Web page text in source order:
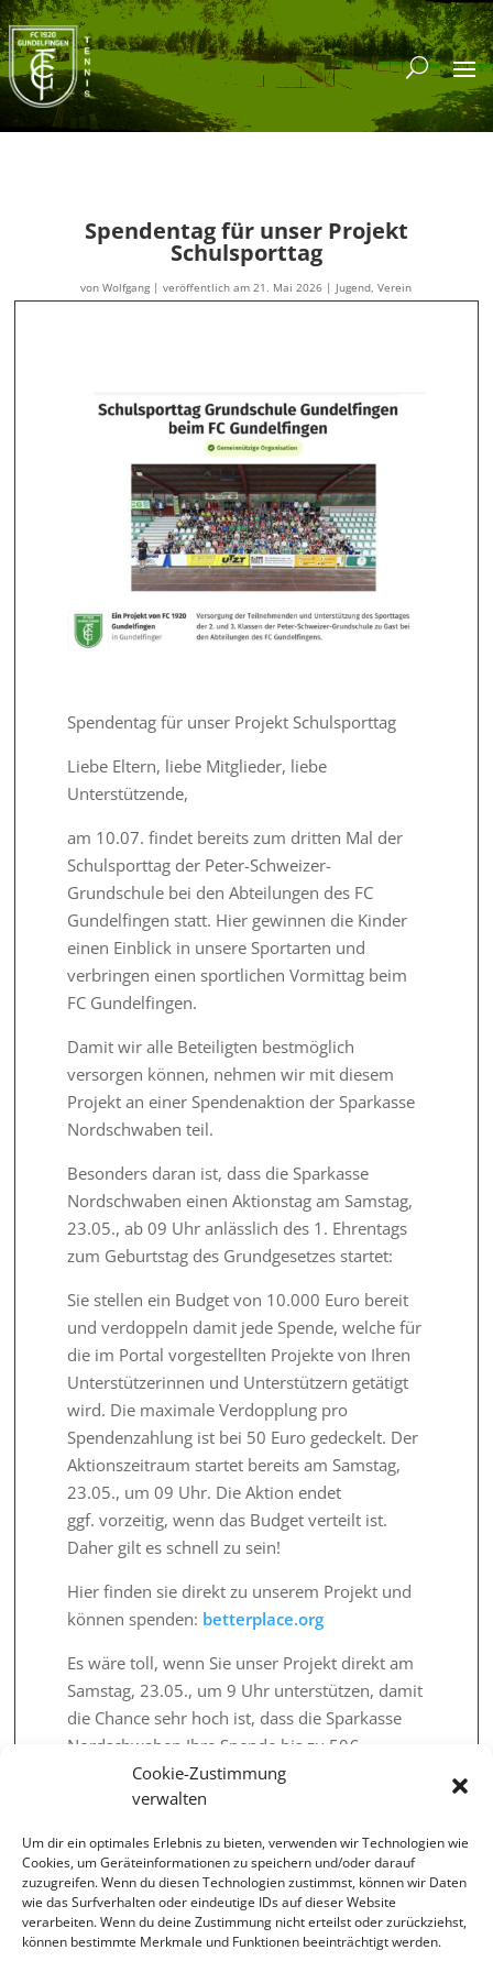
Cookie-Zustimmung
verwalten
Um dir ein optimales Erlebnis zu bieten, verwenden wir Technologien wie
Cookies, um Geräteinformationen zu speichern und/oder darauf
zuzugreifen. Wenn du diesen Technologien zustimmst, können wir Daten
wie das Surfverhalten oder eindeutige IDs auf dieser Website
verarbeiten. Wenn du deine Zustimmung nicht erteilst oder zurückziehst,
können bestimmte Merkmale und Funktionen beeinträchtigt werden.
Spendentag für unser Projekt
Schulsporttag
vonWolfgang |veröffentlich am 21. Mai 2026 | Jugend,Verein
Spendentag für unser Projekt Schulsporttag
Liebe Eltern, liebe Mitglieder, liebe
Unterstützende,
am 10.07. findet bereits zum dritten Mal der
Schulsporttag der Peter-Schweizer-
Grundschule bei den Abteilungen des FC
Gundelfingen statt. Hier gewinnen die Kinder
einen Einblick in unsere Sportarten und
verbringen einen sportlichen Vormittag beim
FC Gundelfingen.
Damit wir alle Beteiligten bestmöglich
versorgen können, nehmen wir mit diesem
Projekt an einer Spendenaktion der Sparkasse
Nordschwaben teil.
Besonders daran ist, dass die Sparkasse
Nordschwaben einen Aktionstag am Samstag,
23.05., ab 09 Uhr anlässlich des 1. Ehrentags
zum Geburtstag des Grundgesetzes startet:
Sie stellen ein Budget von 10.000 Euro bereit
und verdoppeln damit jede Spende, welche für
die im Portal vorgestellten Projekte von Ihren
Unterstützerinnen und Unterstützern getätigt
wird. Die maximale Verdopplung pro
Spendenzahlung ist bei 50 Euro gedeckelt. Der
Aktionszeitraum startet bereits am Samstag,
23.05., um 09 Uhr. Die Aktion endet
ggf. vorzeitig, wenn das Budget verteilt ist.
Daher gilt es schnell zu sein!
Hier finden sie direkt zu unserem Projekt und
können spenden: betterplace.org
Es wäre toll, wenn Sie unser Projekt direkt am
Samstag, 23.05., um 9 Uhr unterstützen, damit
die Chance sehr hoch ist, dass die Sparkasse
Nordschwaben Ihre Spende bis zu 50€
verdoppelt.
Gerne können Sie uns auch außerhalb des
Vielen Dank und sportliche Grüße
Lucas Bayer und Dominik Förg
Projektorganisation FC Gundelfingen